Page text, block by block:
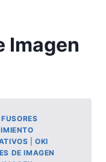
Imagen
|OKI
DE IMAGEN